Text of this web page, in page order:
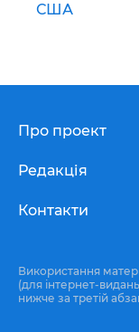
США
Про проект
Редакція
Контакти
Використання
(для інтернет-
нижче за третій